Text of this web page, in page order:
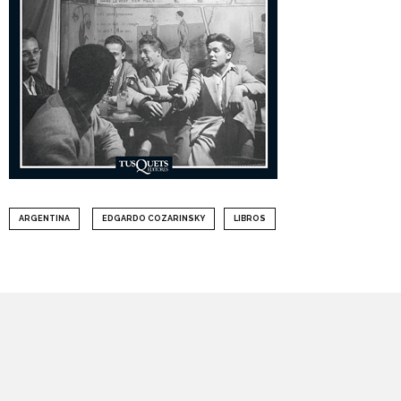
ARGENTINA EDGARDO COZARINSKY LIBROS